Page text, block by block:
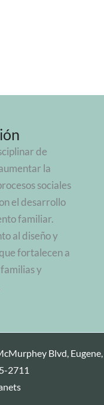
de
la
sociales
el desarrollo
familiar.
al diseño y
fortalecen a
y
Blvd, Eugene,
2711